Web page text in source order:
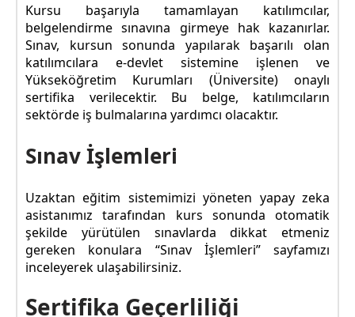
Kursu başarıyla tamamlayan katılımcılar,
belgelendirme sınavına girmeye hak kazanırlar.
Sınav, kursun sonunda yapılarak başarılı olan
katılımcılara e-devlet sistemine işlenen ve
Yükseköğretim Kurumları (Üniversite) onaylı
sertifika verilecektir. Bu belge, katılımcıların
sektörde iş bulmalarına yardımcı olacaktır.
Sınav İşlemleri
Uzaktan eğitim sistemimizi yöneten yapay zeka
asistanımız tarafından kurs sonunda otomatik
şekilde yürütülen sınavlarda dikkat etmeniz
gereken konulara “Sınav İşlemleri” sayfamızı
inceleyerek ulaşabilirsiniz.
Sertifika Geçerliliği